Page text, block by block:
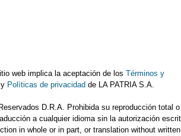
web implica la aceptación de losTérminos y
y Políticas de privacidad de LA PATRIA S.A.
D.R.A. Prohibida su reproducción total o
a cualquier idioma sin la autorización
in whole or in part, or translation without written